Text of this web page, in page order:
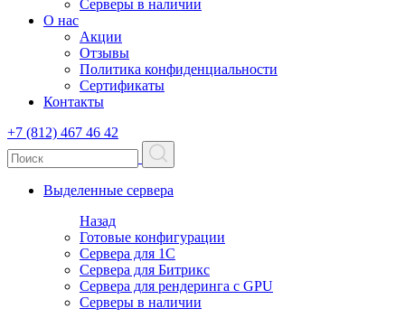
Серверы в наличии
О нас
Акции
Отзывы
Политика конфиденциальности
Сертификаты
Контакты
+7 (812) 467 46 42
Выделенные сервера
Назад
Готовые конфигурации
Сервера для 1С
Сервера для Битрикс
Сервера для рендеринга с GPU
Серверы в наличии